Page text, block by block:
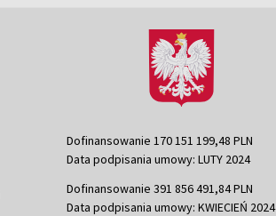
Dofinansowanie 170 151 199,48 PLN
Data podpisania umowy: LUTY 2024
Dofinansowanie 391 856 491,84 PLN
Data podpisania umowy: KWIECIEŃ 2024